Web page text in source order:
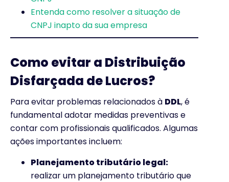
Entenda como resolver a situação de
CNPJ inapto da sua empresa
Como evitar a Distribuição
Disfarçada de Lucros?
Para evitar problemas relacionados à DDL, é
fundamental adotar medidas preventivas e
contar com profissionais qualificados. Algumas
ações importantes incluem:
Planejamento tributário legal:
realizar um planejamento tributário que